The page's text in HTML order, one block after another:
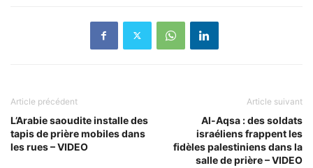
Article précédent
L’Arabie saoudite installe des
tapis de prière mobiles dans
les rues – VIDEO
Article suivant
Al-Aqsa : des soldats
israéliens frappent les
fidèles palestiniens dans la
salle de prière – VIDEO